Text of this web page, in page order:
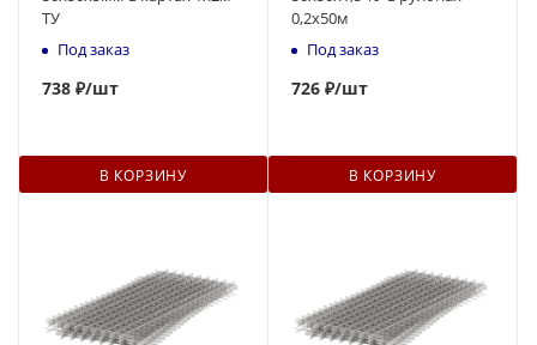
ТУ
Под заказ
738 ₽/шт
В КОРЗИНУ
0,2х50м
Под заказ
726 ₽/шт
В КОРЗИНУ